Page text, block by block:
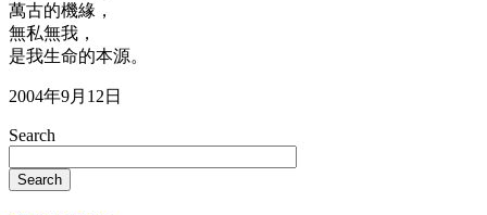
萬古的機緣，
無私無我，
是我生命的本源。
2004年9月12日
Search
Search